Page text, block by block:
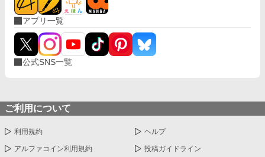
アプリ一覧
公式SNS一覧
ご利用について
利用規約 ヘルプ
アルファコイン利用規約 投稿ガイドライン